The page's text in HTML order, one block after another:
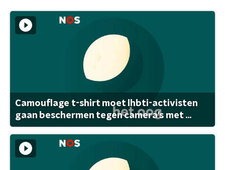
Camouflage t-shirt moet lhbti-activisten
gaan beschermen tegen camera's met ...